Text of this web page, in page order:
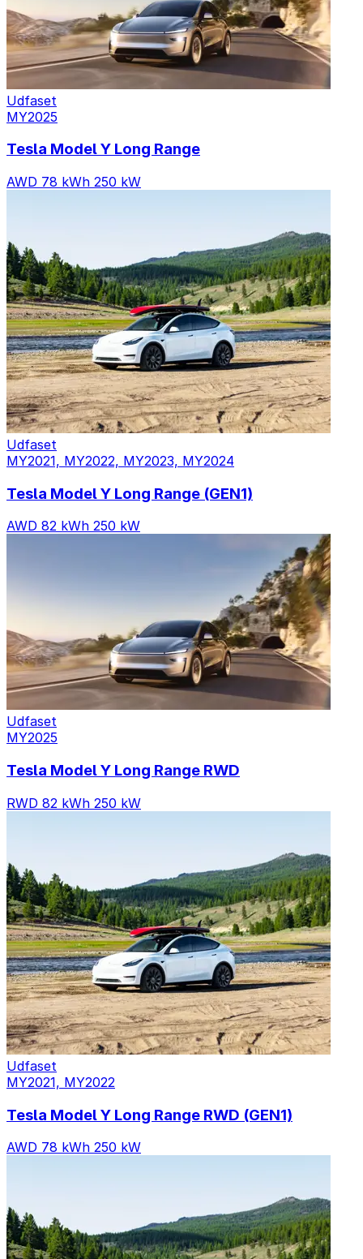
Udfaset
MY2025
Tesla Model Y Long Range
AWD 78 kWh 250 kW
Udfaset
MY2021, MY2022, MY2023, MY2024
Tesla Model Y Long Range (GEN1)
AWD 82 kWh 250 kW
Udfaset
MY2025
Tesla Model Y Long Range RWD
RWD 82 kWh 250 kW
Udfaset
MY2021, MY2022
Tesla Model Y Long Range RWD (GEN1)
AWD 78 kWh 250 kW